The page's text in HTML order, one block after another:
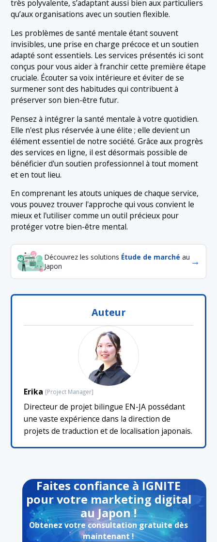
très polyvalente, s’adaptant aussi bien aux particuliers
qu’aux organisations avec un soutien flexible.
Les problèmes de santé mentale étant souvent
invisibles, une prise en charge précoce et un soutien
adapté sont essentiels. Les services présentés ici sont
conçus pour vous aider à franchir cette première étape
cruciale. Écouter sa voix intérieure et éviter de se
surmener sont des habitudes qui contribuent à
préserver son bien-être futur.
Pensez à intégrer la santé mentale à votre quotidien.
Elle n'est plus réservée à une élite ; elle devient un
élément essentiel de notre société. Grâce aux progrès
des services en ligne, il est désormais possible de
bénéficier d'un soutien professionnel à tout moment
et en tout lieu.
En comprenant les atouts uniques de chaque service,
vous pouvez trouver l'approche qui vous convient le
mieux et l'utiliser comme un outil précieux pour
protéger votre bien-être mental.
Découvrez les solutions Étude de marché au
Japon
→
Auteur
Erika [Project Manager]
Directeur de projet bilingue EN-JA possédant
une vaste expérience dans la direction de
projets de traduction et de localisation japonais.
Faites confiance à IGNITE
pour votre marketing digital
au Japon !
Obtenez votre consultation gratuite dès
maintenant !